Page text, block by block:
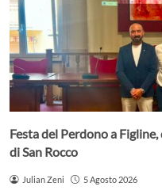
Festa del Perdono a
di San Rocco
Julian Zeni 5 Agosto 2026